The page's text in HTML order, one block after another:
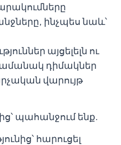
ինչպես նաև՝
այցելելն ու
դիմակներ
վարույթ
պահանջում ենք.
հարուցել